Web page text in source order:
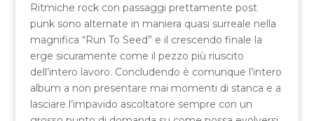
Ritmiche rock con passaggi prettamente post
punk sono alternate in maniera quasi surreale nella
magnifica “Run To Seed” e il crescendo finale la
erge sicuramente come il pezzo più riuscito
dell’intero lavoro. Concludendo è comunque l’intero
album a non presentare mai momenti di stanca e a
lasciare l’impavido ascoltatore sempre con un